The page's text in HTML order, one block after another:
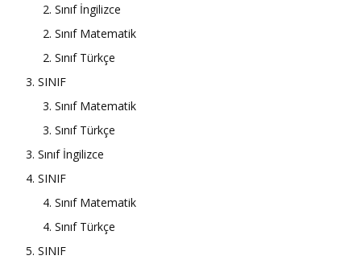
2. Sınıf İngilizce
2. Sınıf Matematik
2. Sınıf Türkçe
3. SINIF
3. Sınıf Matematik
3. Sınıf Türkçe
3. Sınıf İngilizce
4. SINIF
4. Sınıf Matematik
4. Sınıf Türkçe
5. SINIF